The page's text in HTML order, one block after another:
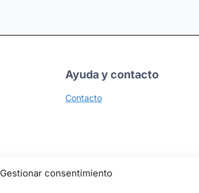
Gestionar consentimiento
Ayuda y contacto
Contacto